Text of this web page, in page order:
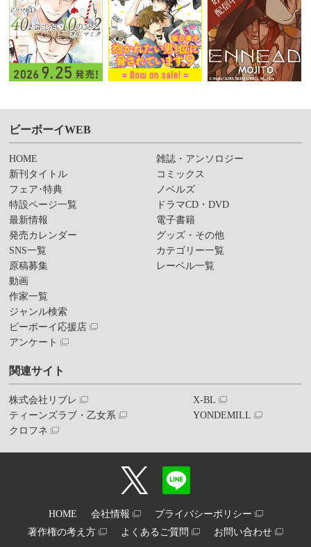
ビーボーイWEB
HOME
新刊タイトル
フェア･特典
特設ページ一覧
最新情報
発売カレンダー
SNS一覧
原稿募集
動画
作家一覧
ジャンル検索
ビーボーイ応援店
アンケート
雑誌・アンソロジー
コミックス
ノベルズ
ドラマCD・DVD
電子書籍
グッズ・その他
カテゴリー一覧
レーベル一覧
関連サイト
株式会社リブレ
ティーンズラブ・乙女系
クロフネ
X-BL
YONDEMILL
HOME 会社情報
プライバシーポリシー
著作権の考え方
よくあるご質問 お問い合わせ